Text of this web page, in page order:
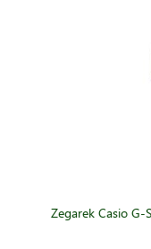
Zegarek Casio G-